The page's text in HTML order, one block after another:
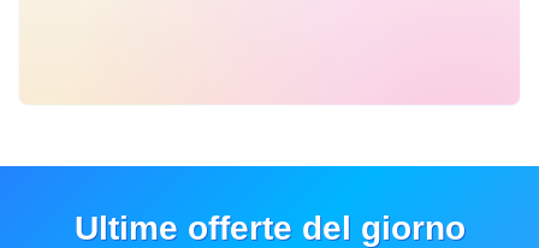
Ultime offerte del giorno